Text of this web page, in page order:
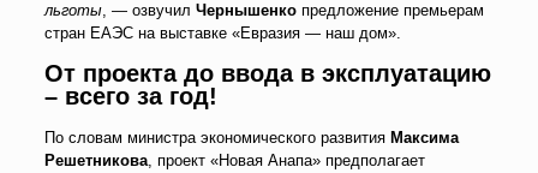
льготы, — озвучил Чернышенкопредложение премьерам
стран ЕАЭС на выставке «Евразия — наш дом».
От проекта до ввода в эксплуатацию
– всего за год!
По словам министра экономического развития Максима
Решетникова, проект «Новая Анапа» предполагает